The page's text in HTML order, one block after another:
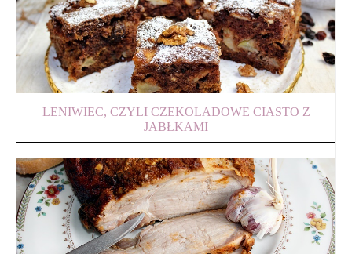
LENIWIEC, CZYLI CZEKOLADOWE CIASTO Z
JABŁKAMI